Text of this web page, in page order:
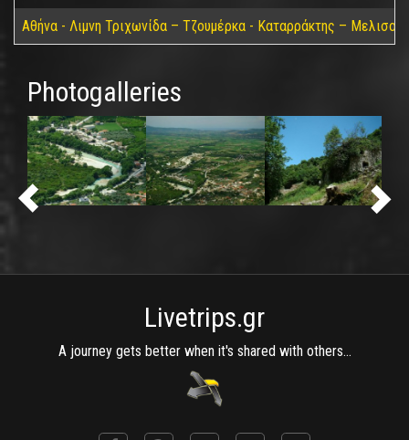
Αθήνα - Λιμνη Τριχωνίδα – Τζουμέρκα - Καταρράκτης –
Photogalleries
Livetrips.gr
A journey gets better when it's shared with others...